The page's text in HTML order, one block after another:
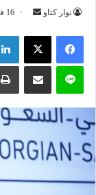
نوار كتاو
أرسل
إلكترونيا
16 فبراير، 2024
لاين مشاركة عبر البريد